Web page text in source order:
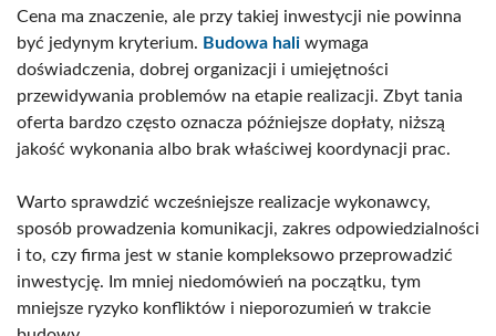
Cena ma znaczenie, ale przy takiej inwestycji nie powinna
być jedynym kryterium. Budowa hali wymaga
doświadczenia, dobrej organizacji i umiejętności
przewidywania problemów na etapie realizacji. Zbyt tania
oferta bardzo często oznacza późniejsze dopłaty, niższą
jakość wykonania albo brak właściwej koordynacji prac.
Warto sprawdzić wcześniejsze realizacje wykonawcy,
sposób prowadzenia komunikacji, zakres odpowiedzialności
i to, czy firma jest w stanie kompleksowo przeprowadzić
inwestycję. Im mniej niedomówień na początku, tym
mniejsze ryzyko konfliktów i nieporozumień w trakcie